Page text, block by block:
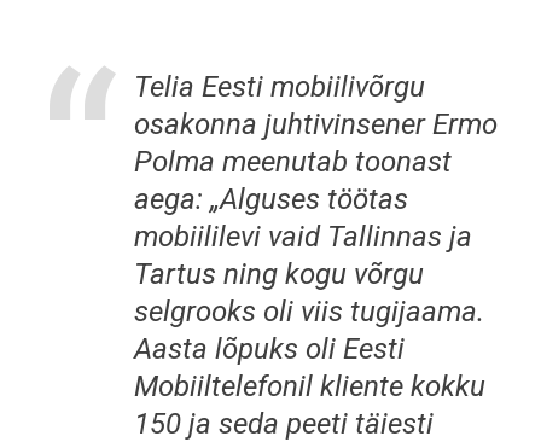
Telia Eesti mobiilivõrgu
osakonna juhtivinsener Ermo
Polma meenutab toonast
aega: „Alguses töötas
mobiililevi vaid Tallinnas ja
Tartus ning kogu võrgu
selgrooks oli viis tugijaama.
Aasta lõpuks oli Eesti
Mobiiltelefonil kliente kokku
150 ja seda peeti täiesti